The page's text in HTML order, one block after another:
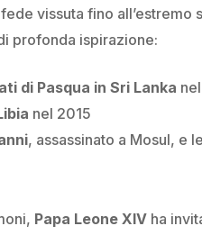
vissuta fino
profonda ispirazione:
di Pasqua in Sri Lanka
nel 2015
, assassinato a Mosul, e le
Papa Leone XIV ha